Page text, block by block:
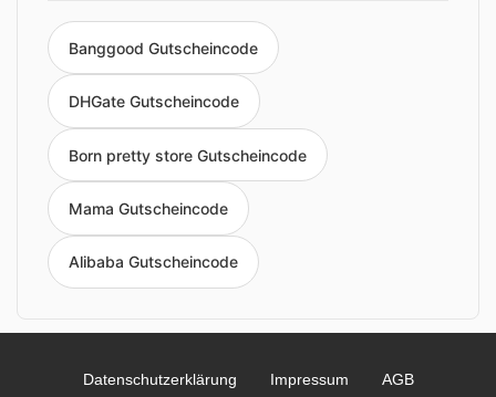
Banggood Gutscheincode
DHGate Gutscheincode
Born pretty store Gutscheincode
Mama Gutscheincode
Alibaba Gutscheincode
Datenschutzerklärung Impressum AGB